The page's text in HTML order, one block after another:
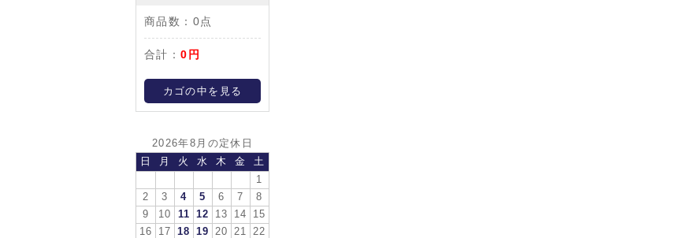
商品数： 0点
合計：0円
カゴの中を見る
2026年8月の定休日
日
月 火 水 木 金
土
1
2
3 4 5 6 7
8
9
10 11 12 13 14
15
16
17 18 19 20 21
22